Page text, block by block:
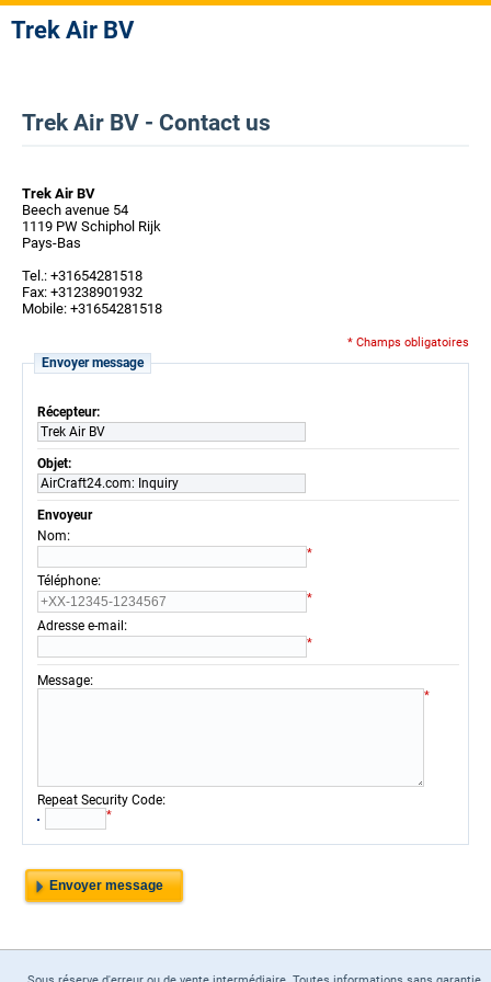
Trek Air BV
Trek Air BV - Contact us
Trek Air BV
Beech avenue 54
1119 PW Schiphol Rijk
Pays-Bas
Tel.: +31654281518
Fax: +31238901932
Mobile: +31654281518
* Champs obligatoires
Envoyer message
Récepteur:
Trek Air BV
Objet:
AirCraft24.com: Inquiry
Envoyeur
Nom:
*
Téléphone:
*
Adresse e-mail :
*
Message:
*
Repeat Security Code:
*